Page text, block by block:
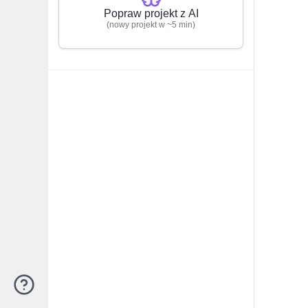
Popraw projekt z AI
(nowy projekt w ~5 min)